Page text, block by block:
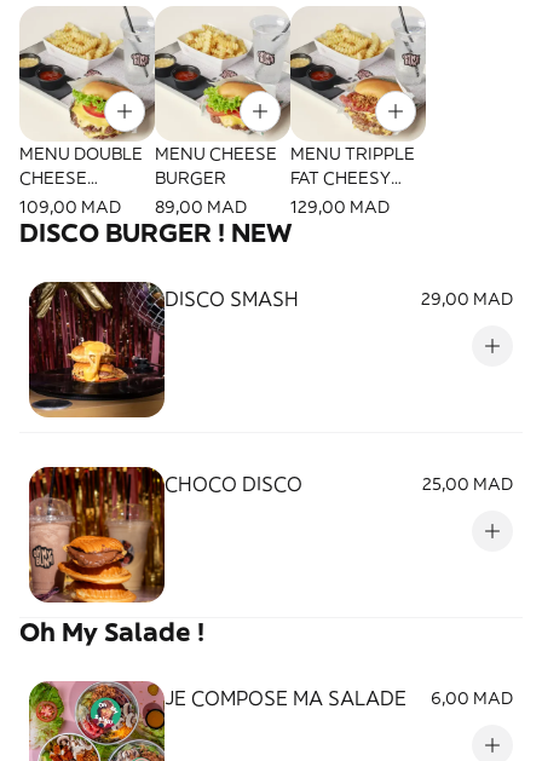
MENU DOUBLE
CHEESE
BURGER
109,00 MAD
MENU CHEESE
BURGER
89,00 MAD
MENU TRIPPLE
FAT CHEESY
BURGER
129,00 MAD
DISCO BURGER ! NEW
DISCO SMASH 29,00 MAD
CHOCO DISCO 25,00 MAD
Oh My Salade !
JE COMPOSE MA SALADE 6,00 MAD